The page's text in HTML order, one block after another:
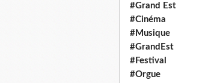
#Grand Est
#Cinéma
#Musique
#GrandEst
#Festival
#Orgue